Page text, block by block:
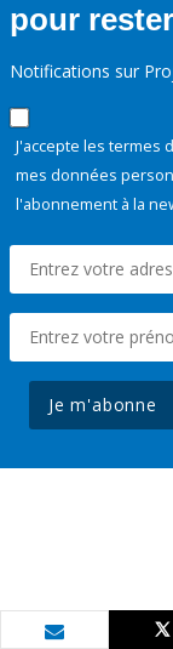
pour
Notifications sur
J'accepte les termes
mes données
l'abonnement à la
Je m'abonne